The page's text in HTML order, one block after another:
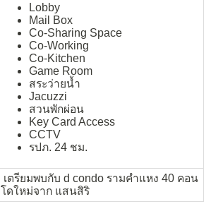
Lobby
Mail Box
Co-Sharing Space
Co-Working
Co-Kitchen
Game Room
สระว่ายน้ำ
Jacuzzi
สวนพักผ่อน
Key Card Access
CCTV
รปภ. 24 ชม.
เตรียมพบกับ d condo รามคำแหง 40 คอน
โดใหม่จาก แสนสิริ